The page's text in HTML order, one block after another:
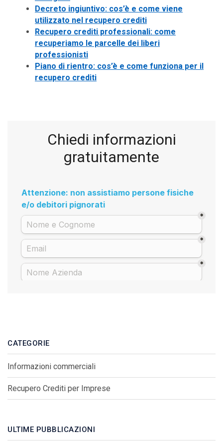
Decreto ingiuntivo: cos’è e come viene
utilizzato nel recupero crediti
Recupero crediti professionali: come
recuperiamo le parcelle dei liberi
professionisti
Piano di rientro: cos’è e come funziona per il
recupero crediti
Chiedi informazioni
gratuitamente
CATEGORIE
Informazioni commerciali
Recupero Crediti per Imprese
ULTIME PUBBLICAZIONI